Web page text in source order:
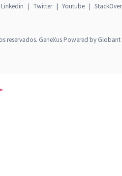
Linkedin | Twitter | Youtube |
reservados. GeneXus Powered by Globant